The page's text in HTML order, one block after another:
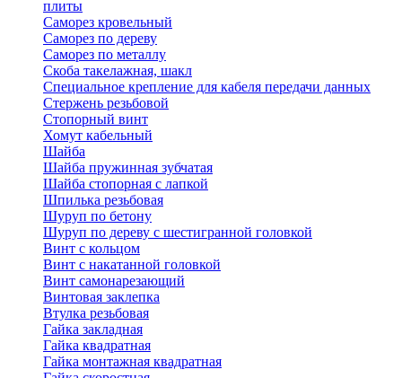
плиты
Саморез кровельный
Саморез по дереву
Саморез по металлу
Скоба такелажная, шакл
Специальное крепление для кабеля передачи данных
Стержень резьбовой
Стопорный винт
Хомут кабельный
Шайба
Шайба пружинная зубчатая
Шайба стопорная с лапкой
Шпилька резьбовая
Шуруп по бетону
Шуруп по дереву с шестигранной головкой
Винт с кольцом
Винт с накатанной головкой
Винт самонарезающий
Винтовая заклепка
Втулка резьбовая
Гайка закладная
Гайка квадратная
Гайка монтажная квадратная